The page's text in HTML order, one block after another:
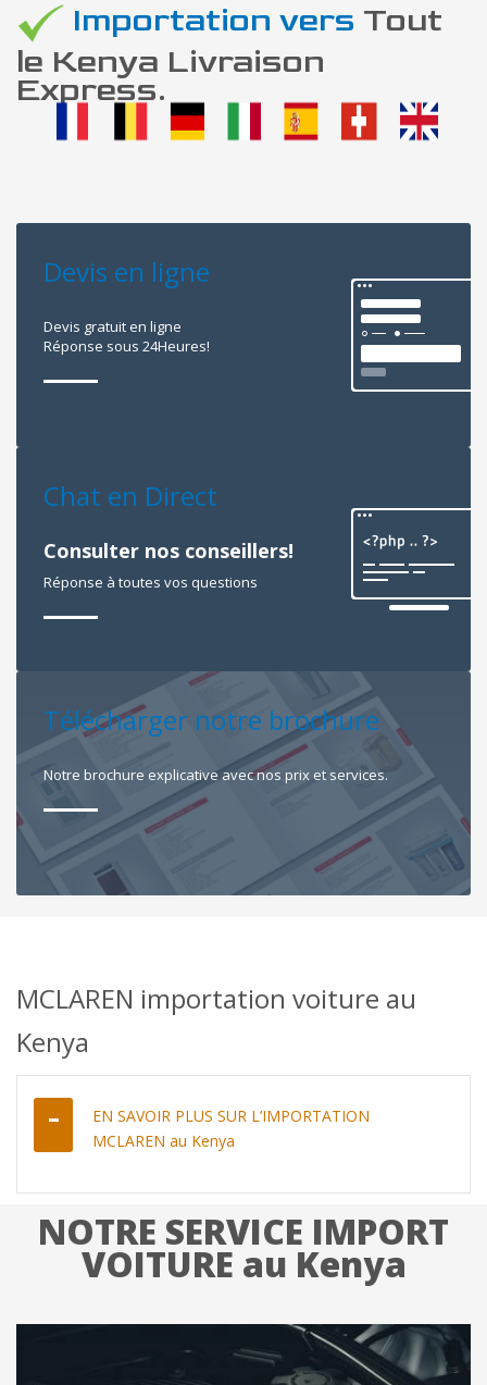
Importation vers Tout
le Kenya Livraison
Express.
Devis en ligne
Devis gratuit en ligne
Réponse sous 24Heures!
Chat en Direct
Consulter nos conseillers!
Réponse à toutes vos questions
Télécharger notre brochure
Notre brochure explicative avec nos prix et services.
MCLAREN importation voiture au
Kenya
EN SAVOIR PLUS SUR L’IMPORTATION
MCLAREN au Kenya
NOTRE SERVICE IMPORT
VOITURE au Kenya